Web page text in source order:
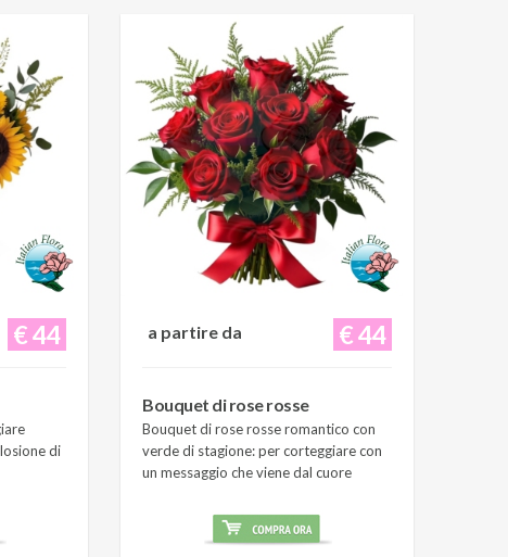
€ 44
di
€ 44
a partire da
Bouquet di rose rosse
Bouquet di rose rosse romantico con
verde di stagione: per corteggiare con
un messaggio che viene dal cuore